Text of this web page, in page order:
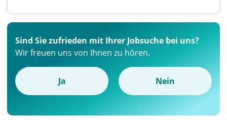
Sind Sie zufrieden mit Ihrer Jobsuche bei uns?
Wir freuen uns von Ihnen zu hören.
Ja Nein